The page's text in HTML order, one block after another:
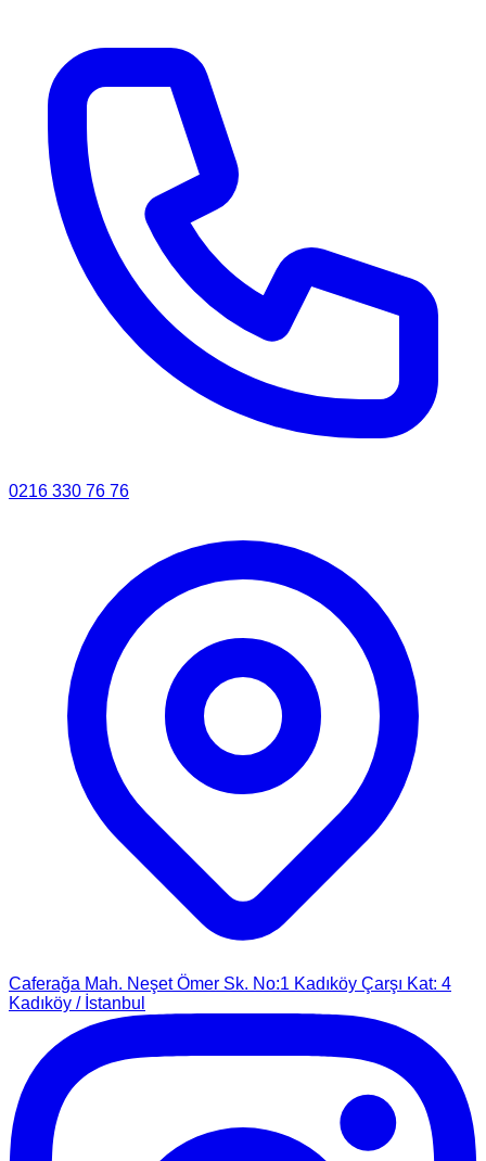
0216 330 76 76
Caferağa Mah. Neşet Ömer Sk. No:1 Kadıköy Çarşı Kat: 4
Kadıköy / İstanbul